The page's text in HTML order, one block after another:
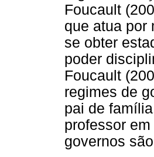
Foucault
que atua por
se obter
poder
Foucault
regimes de
pai de
professor
governos